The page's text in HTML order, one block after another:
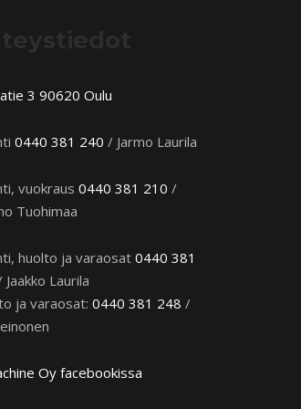
3 90620 Oulu
0440 381 240 / Jarmo Laurila
vuokraus0440 381 210 /
Tuohimaa
huolto ja varaosat0440 381
Jaakko Laurila
ja varaosat:0440 381 248 /
Oy facebookissa